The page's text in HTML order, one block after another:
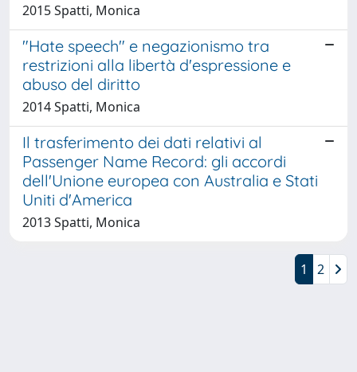
2015 Spatti, Monica
"Hate speech" e negazionismo tra
restrizioni alla libertà d'espressione e
abuso del diritto
2014 Spatti, Monica
Il trasferimento dei dati relativi al
Passenger Name Record: gli accordi
dell'Unione europea con Australia e Stati
Uniti d'America
2013 Spatti, Monica
1 2